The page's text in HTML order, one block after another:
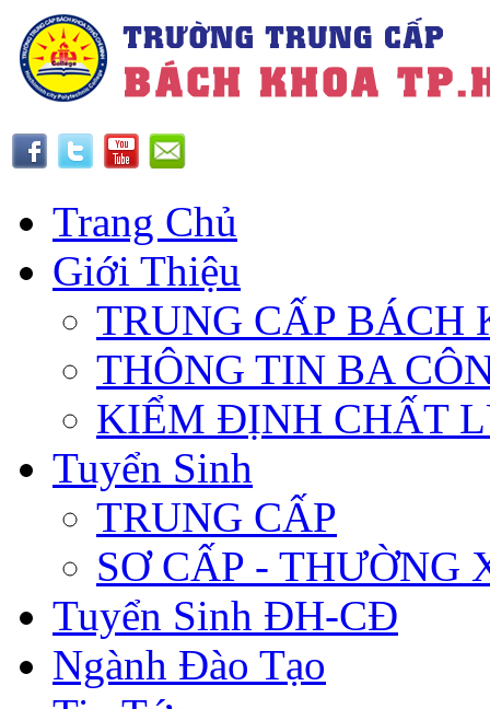
Trang Chủ
Giới Thiệu
TRUNG CẤP BÁCH
THÔNG TIN BA
KIỂM ĐỊNH CHẤT
Tuyển Sinh
TRUNG CẤP
SƠ CẤP - THƯỜNG
Tuyển Sinh ĐH-CĐ
Ngành Đào Tạo